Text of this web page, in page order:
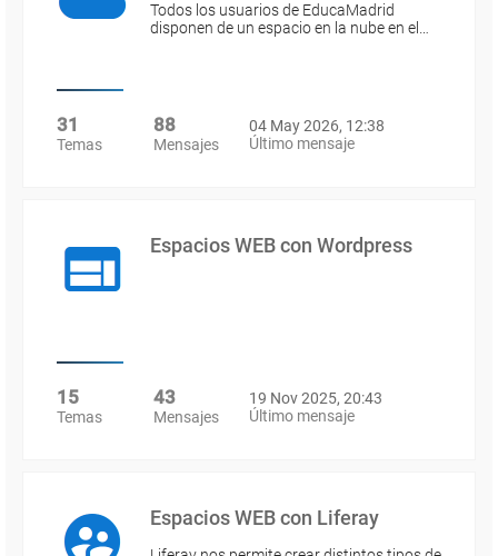
Todos los usuarios de EducaMadrid
disponen de un espacio en la nube en el…
31
Temas
88
Mensajes
04 May 2026, 12:38
Último mensaje
Espacios WEB con Wordpress
15
Temas
43
Mensajes
19 Nov 2025, 20:43
Último mensaje
Espacios WEB con Liferay